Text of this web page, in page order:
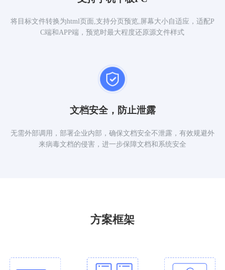
将目标文件转换为html页面,支持分页预览,屏幕大小自适应，适配P
C端和APP端，预览时最大程度还原源文件样式
文档安全，防止泄露
无需外部调用，部署企业内部，确保文档安全不泄露，有效规避外
来病毒文档的侵害，进一步保障文档和系统安全
方案框架